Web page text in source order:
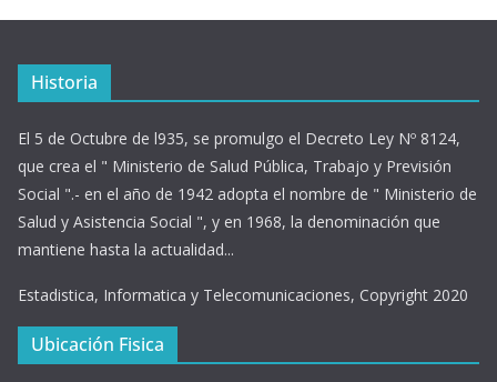
Historia
El 5 de Octubre de l935, se promulgo el Decreto Ley Nº 8124,
que crea el " Ministerio de Salud Pública, Trabajo y Previsión
Social ".- en el año de 1942 adopta el nombre de " Ministerio de
Salud y Asistencia Social ", y en 1968, la denominación que
mantiene hasta la actualidad...
Estadistica, Informatica y Telecomunicaciones, Copyright 2020
Ubicación Fisica